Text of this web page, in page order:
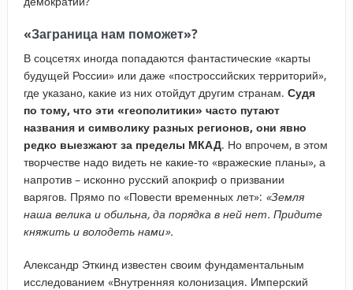
«Заграница нам поможет»?
В соцсетях иногда попадаются фантастические «карты
будущей России» или даже «построссийских территорий»,
где указано, какие из них отойдут другим странам. Судя
по тому, что эти «геополитики» часто путают
названия и символику разных регионов, они явно
редко выезжают за пределы МКАД. Но впрочем, в этом
творчестве надо видеть не какие-то «вражеские планы», а
напротив – исконно русский апокриф о призвании
варягов. Прямо по «Повести временных лет»: «Земля
наша велика и обильна, да порядка в ней нет. Придите
княжить и володеть нами».
Александр Эткинд известен своим фундаментальным
исследованием «Внутренняя колонизация. Имперский